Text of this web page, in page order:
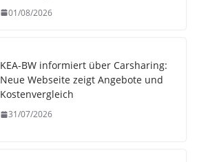
01/08/2026
KEA-BW informiert über Carsharing:
Neue Webseite zeigt Angebote und
Kostenvergleich
31/07/2026